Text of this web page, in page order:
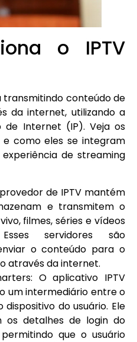
o IPTV
transmitindo conteúdo de
da internet, utilizando a
de Internet (IP). Veja os
como eles se integram
de streaming
de IPTV mantém
e transmitem o
filmes, séries e vídeos
servidores são
o conteúdo para o
através da internet.
O aplicativo IPTV
um intermediário entre o
dispositivo do usuário. Ele
os detalhes de login do
que o usuário